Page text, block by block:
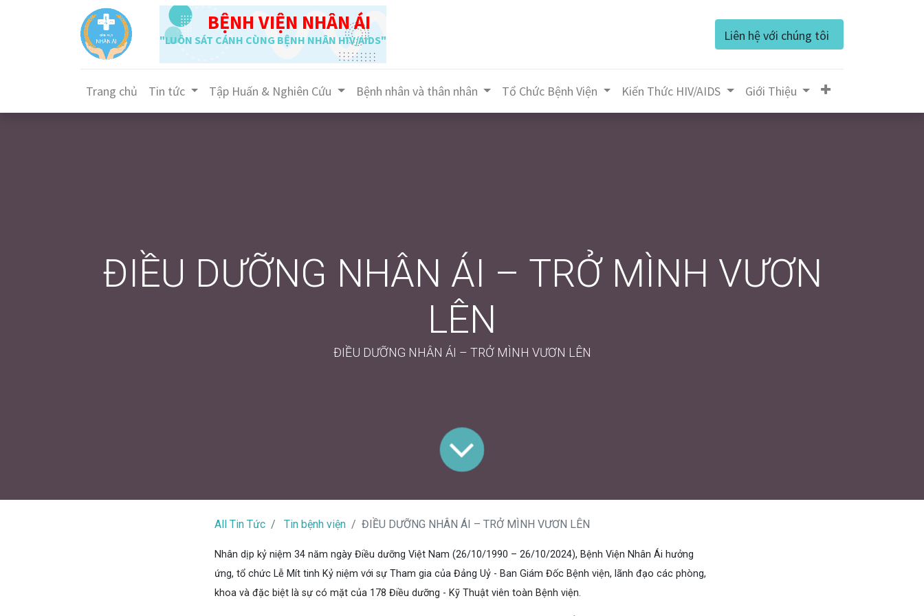
BỆNH VIỆN NHÂN ÁI
"LUÔN SÁT CÁNH CÙNG BỆNH NHÂN HIV/AIDS" Liên hệ với chúng tôi
Trang chủ Tin tức Tập Huấn & Nghiên Cứu Bệnh nhân và thân nhân Tổ Chức Bệnh Viện Kiến Thức HIV/AIDS Giớ​i Thiệu
ĐIỀU DƯỠNG NHÂN ÁI – TRỞ MÌNH VƯƠN
LÊN
ĐIỀU DƯỠNG NHÂN ÁI – TRỞ MÌNH VƯƠN LÊN
All Tin Tức Tin bệnh viện ĐIỀU DƯỠNG NHÂN ÁI – TRỞ MÌNH VƯƠN LÊN
Nhân dịp kỷ niệm 34 năm ngày Điều dưỡng Việt Nam (26/10/1990 – 26/10/2024), Bệnh Viện Nhân Ái hưởng
ứng, tổ chức Lễ Mít tinh Kỷ niệm với sự Tham gia của Đảng Uỷ - Ban Giám Đốc Bệnh viện, lãnh đạo các phòng,
khoa và đặc biệt là sự có mặt của 178 Điều dưỡng - Kỹ Thuật viên toàn Bệnh viện.